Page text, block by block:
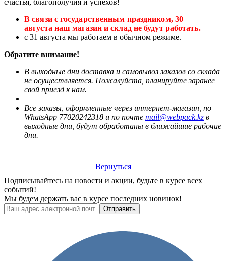
В связи с государственным праздником, 30
августа наш магазин и склад не будут работать.
с 31 августа мы работаем в обычном режиме.
Обратите внимание!
В выходные дни доставка и самовывоз заказов со склада
не осуществляется. Пожалуйста, планируйте заранее
свой приезд к нам.
Все заказы, оформленные через интернет-магазин, по
WhatsApp 77020242318 и по почте mail@webpack.kz в
выходные дни, будут обработаны в ближайшие рабочие
дни.
Вернуться
Подписывайтесь на новости и акции, будьте в курсе всех
событий!
Мы будем держать вас в курсе последних новинок!